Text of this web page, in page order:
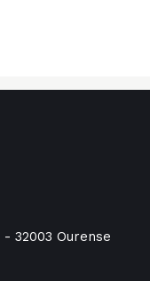
- 32003 Ourense